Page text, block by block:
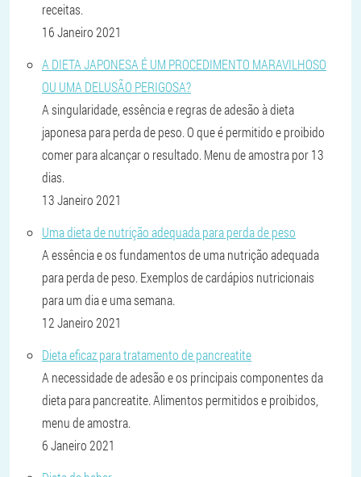
receitas.
16 Janeiro 2021
A DIETA JAPONESA É UM PROCEDIMENTO MARAVILHOSO
OU UMA DELUSÃO PERIGOSA?
A singularidade, essência e regras de adesão à dieta
japonesa para perda de peso. O que é permitido e proibido
comer para alcançar o resultado. Menu de amostra por 13
dias.
13 Janeiro 2021
Uma dieta de nutrição adequada para perda de peso
A essência e os fundamentos de uma nutrição adequada
para perda de peso. Exemplos de cardápios nutricionais
para um dia e uma semana.
12 Janeiro 2021
Dieta eficaz para tratamento de pancreatite
A necessidade de adesão e os principais componentes da
dieta para pancreatite. Alimentos permitidos e proibidos,
menu de amostra.
6 Janeiro 2021